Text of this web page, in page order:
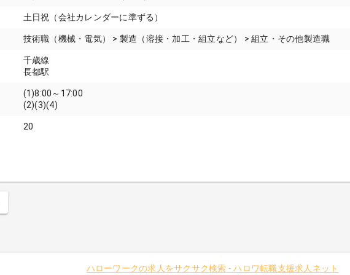
土日祝（会社カレンダーに準ずる）
技術職（機械・電気） > 製造（溶接・加工・組立など） > 組立・その他製造職
千歳線
長都駅
(1)8:00～17:00
(2)(3)(4)
20
ハローワークの求人をサクサク検索 -ハロワ転職支援求人ネット